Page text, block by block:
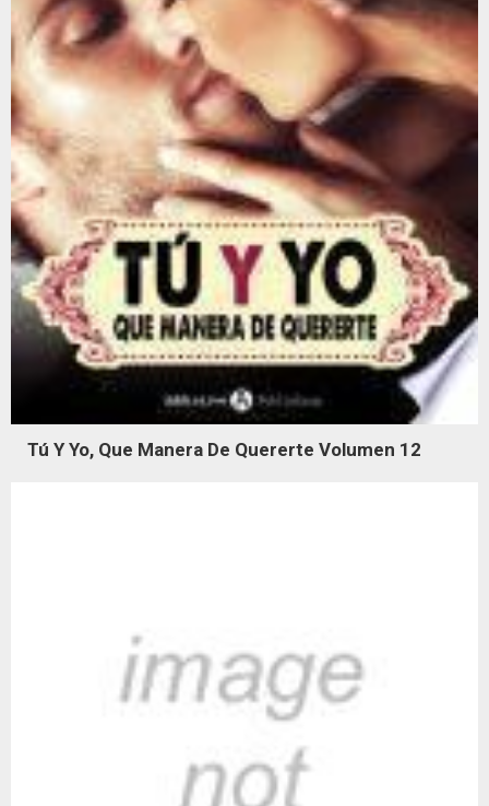
Tú Y Yo, Que Manera De Quererte Volumen 12